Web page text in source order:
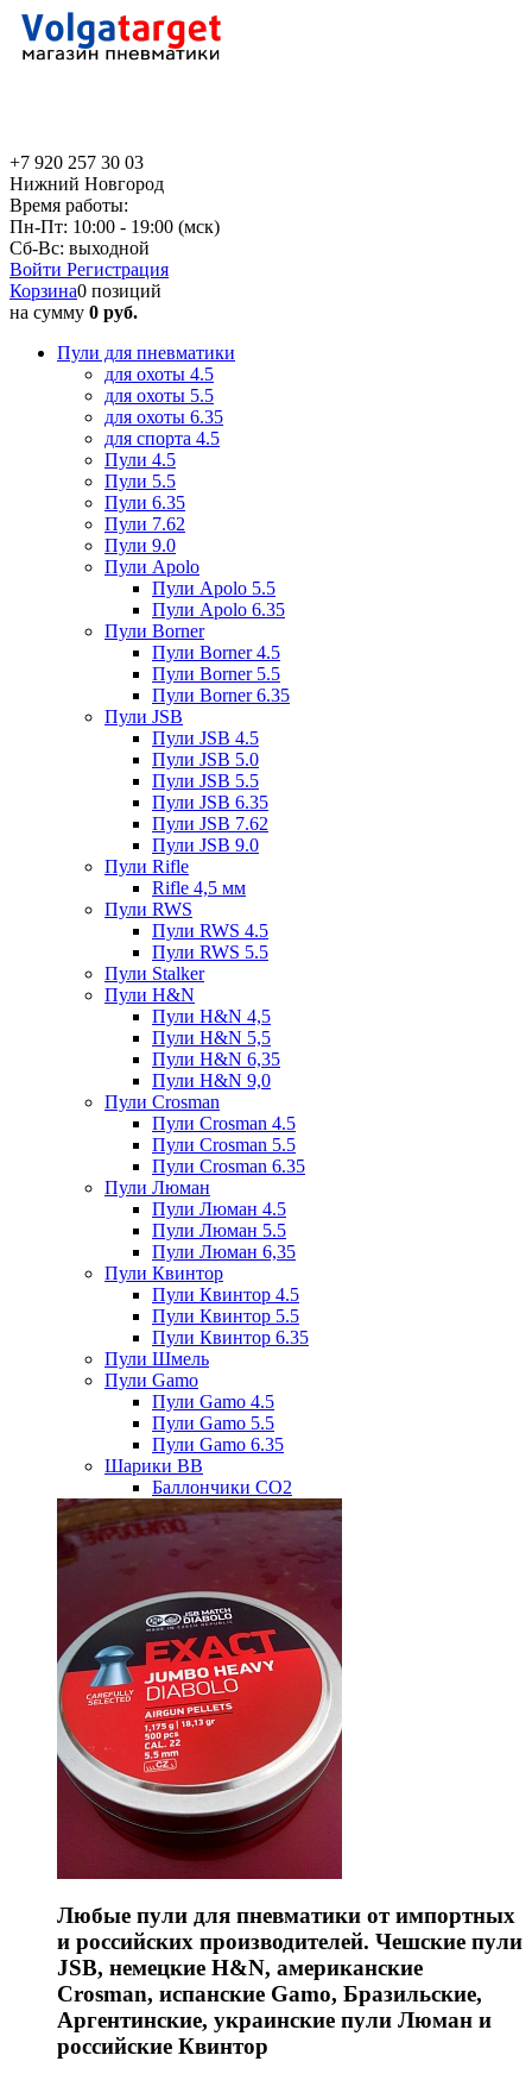
+7 920 257 30 03
Нижний Новгород
Время работы:
Пн-Пт: 10:00 - 19:00 (мск)
Сб-Вс: выходной
Войти Регистрация
Корзина0 позиций
на сумму 0 руб.
Пули для пневматики
для охоты 4.5
для охоты 5.5
для охоты 6.35
для спорта 4.5
Пули 4.5
Пули 5.5
Пули 6.35
Пули 7.62
Пули 9.0
Пули Apolo
Пули Apolo 5.5
Пули Apolo 6.35
Пули Borner
Пули Borner 4.5
Пули Borner 5.5
Пули Borner 6.35
Пули JSB
Пули JSB 4.5
Пули JSB 5.0
Пули JSB 5.5
Пули JSB 6.35
Пули JSB 7.62
Пули JSB 9.0
Пули Rifle
Rifle 4,5 мм
Пули RWS
Пули RWS 4.5
Пули RWS 5.5
Пули Stalker
Пули H&N
Пули H&N 4,5
Пули H&N 5,5
Пули H&N 6,35
Пули H&N 9,0
Пули Crosman
Пули Crosman 4.5
Пули Crosman 5.5
Пули Crosman 6.35
Пули Люман
Пули Люман 4.5
Пули Люман 5.5
Пули Люман 6,35
Пули Квинтор
Пули Квинтор 4.5
Пули Квинтор 5.5
Пули Квинтор 6.35
Пули Шмель
Пули Gamo
Пули Gamo 4.5
Пули Gamo 5.5
Пули Gamo 6.35
Шарики BB
Баллончики CO2
Любые пули для пневматики от импортных
и российских производителей. Чешские пули
JSB, немецкие H&N, американские
Crosman, испанские Gamo, Бразильские,
Аргентинские, украинские пули Люман и
российские Квинтор